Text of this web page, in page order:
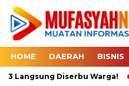
HOME DAERAH BISNIS
Langsung Diserbu Warga!